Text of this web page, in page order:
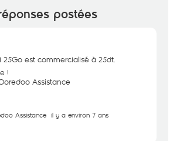
postées
25Go est commercialisé à 25dt.
!
Assistance
Assistance il y a environ 7 ans